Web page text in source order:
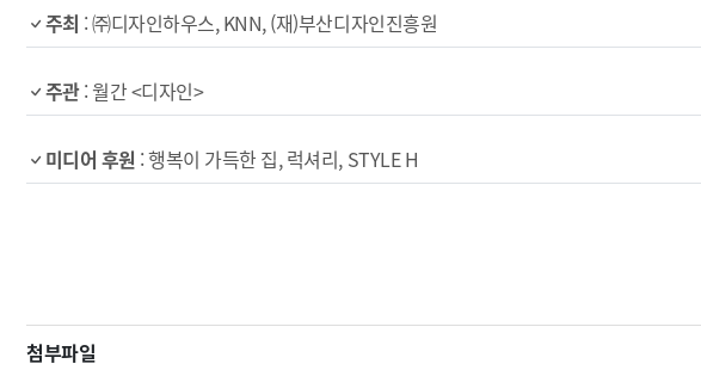
주최 : ㈜디자인하우스, KNN, (재)부산디자인진흥원
주관: 월간 <디자인>
미디어 후원 : 행복이 가득한 집, 럭셔리, STYLE H
첨부파일